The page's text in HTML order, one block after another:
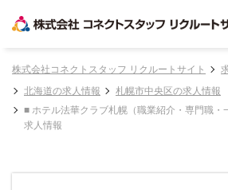
株式会社コネクトスタッフ リクルートサイト
北海道の求人情報
札幌市中央区の求人情報
■ ホテル法華クラブ札幌（職業紹介・専門職・
求人情報